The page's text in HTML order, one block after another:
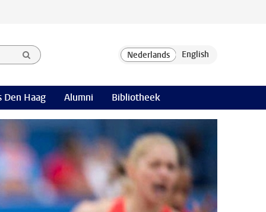
Den Haag Alumni Bibliotheek